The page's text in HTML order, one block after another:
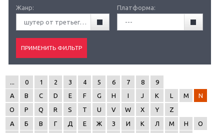
Жанр:
шутер от третьего лица (TPS)
Платформа:
---
0 1 2 3 4 5 6 7 8
9
A
B C D E F G H I J K L M
N
O
P Q R S T U V W X Y
Z
А
Б В Г Д Е Ж З И К Л М Н
О